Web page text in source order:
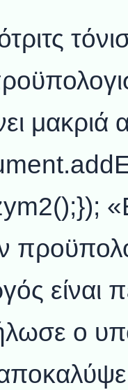
μακριά
είναι
ο